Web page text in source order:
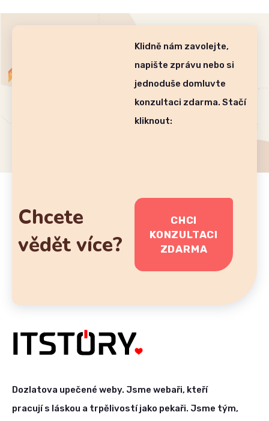
Chcete
vědět více?
Klidně nám zavolejte,
napište zprávu nebo si
jednoduše domluvte
konzultaci zdarma. Stačí
kliknout:
CHCI
KONZULTACI
ZDARMA
Dozlatova upečené weby. Jsme webaři, kteří
pracují s láskou a trpělivostí jako pekaři. Jsme tým,